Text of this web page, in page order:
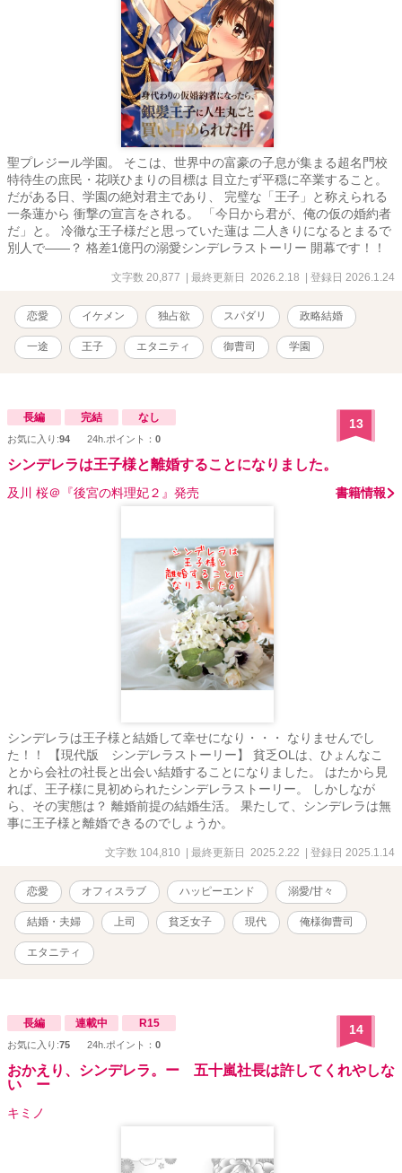
聖プレジール学園。 そこは、世界中の富豪の子息が集まる超名門校
特待生の庶民・花咲ひまりの目標は 目立たず平穏に卒業すること。
だがある日、学園の絶対君主であり、 完璧な「王子」と称えられる
一条蓮から 衝撃の宣言をされる。 「今日から君が、俺の仮の婚約者
だ」と。 冷徹な王子様だと思っていた蓮は 二人きりになるとまるで
別人で――？ 格差1億円の溺愛シンデレラストーリー 開幕です！！
文字数 20,877 | 最終更新日 2026.2.18 | 登録日 2026.1.24
恋愛 イケメン 独占欲 スパダリ 政略結婚
一途 王子 エタニティ 御曹司 学園
長編 完結 なし
お気に入り:94 24h.ポイント： 0
13
シンデレラは王子様と離婚することになりました。
及川 桜＠『後宮の料理妃２』発売 書籍情報
シンデレラは王子様と結婚して幸せになり・・・ なりませんでし
た！！ 【現代版 シンデレラストーリー】 貧乏OLは、ひょんなこ
とから会社の社長と出会い結婚することになりました。 はたから見
れば、王子様に見初められたシンデレラストーリー。 しかしなが
ら、その実態は？ 離婚前提の結婚生活。 果たして、シンデレラは無
事に王子様と離婚できるのでしょうか。
文字数 104,810 | 最終更新日 2025.2.22 | 登録日 2025.1.14
恋愛 オフィスラブ ハッピーエンド 溺愛/甘々
結婚・夫婦 上司 貧乏女子 現代 俺様御曹司
エタニティ
長編 連載中 R15
お気に入り:75 24h.ポイント： 0
14
おかえり、シンデレラ。ー 五十嵐社長は許してくれやしな
い ー
キミノ